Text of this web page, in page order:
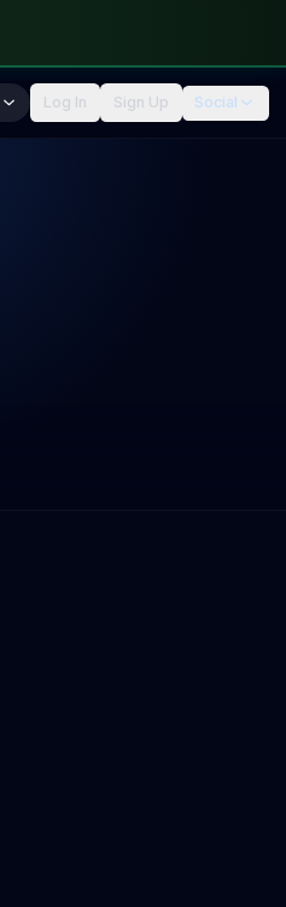
Log In Sign Up Social